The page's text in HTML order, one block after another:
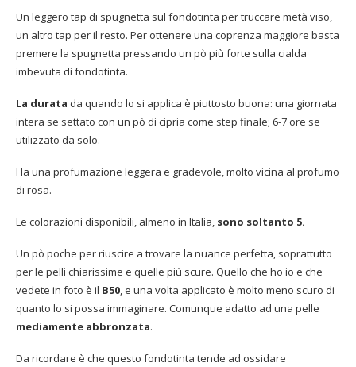
Un leggero tap di spugnetta sul fondotinta per truccare metà viso,
un altro tap per il resto. Per ottenere una coprenza maggiore basta
premere la spugnetta pressando un pò più forte sulla cialda
imbevuta di fondotinta.
La durata da quando lo si applica è piuttosto buona: una giornata
intera se settato con un pò di cipria come step finale; 6-7 ore se
utilizzato da solo.
Ha una profumazione leggera e gradevole, molto vicina al profumo
di rosa.
Le colorazioni disponibili, almeno in Italia, sono soltanto 5.
Un pò poche per riuscire a trovare la nuance perfetta, soprattutto
per le pelli chiarissime e quelle più scure. Quello che ho io e che
vedete in foto è il B50, e una volta applicato è molto meno scuro di
quanto lo si possa immaginare. Comunque adatto ad una pelle
mediamente abbronzata.
Da ricordare è che questo fondotinta tende ad ossidare